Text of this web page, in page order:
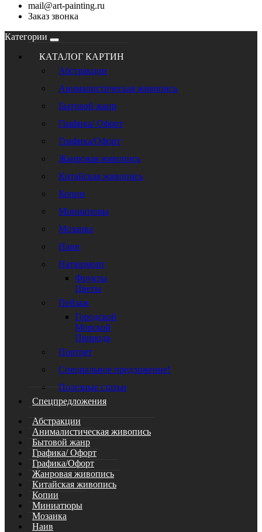
mail@art-painting.ru
Заказ звонка
Категории
КАТАЛОГ КАРТИН
Абстракции
Анималистическая живопись
Бытовой жанр
Графика/ Офорт
Графика/Офорт
Жанровая живопись
Китайская живопись
Копии
Миниатюры
Мозаика
Наив
Натюрморт
Фрукты
Цветы
Пейзаж
Городской
Морской
Природа
Портрет
Специальное предложение!
Полезные статьи
Спецпредложения
Абстракции
Анималистическая живопись
Бытовой жанр
Графика/ Офорт
Графика/Офорт
Жанровая живопись
Китайская живопись
Копии
Миниатюры
Мозаика
Наив